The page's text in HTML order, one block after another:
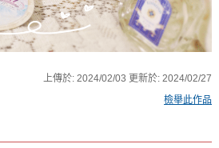
上傳於:2024/02/03 更新於:2024/02/27
檢舉此作品